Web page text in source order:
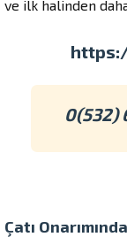
ve ilk halinden
0(532)
Çatı